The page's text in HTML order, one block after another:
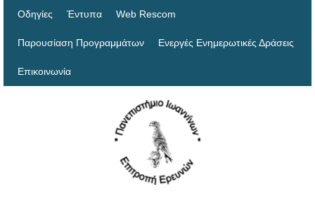
Οδηγίες Έντυπα Web Rescom
Παρουσίαση Προγραμμάτων Ενεργές Ενημερωτικές Δράσεις
Επικοινωνία